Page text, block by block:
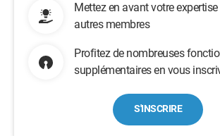
Mettez en avant votre
autres membres
Profitez de nombreuses
supplémentaires en vous
S'INSCRIRE